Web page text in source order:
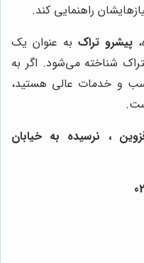
راهنمایی کند.
پیشرو تراک به عنوان یک
شناخته می‌شود. اگر به
و خدمات عالی هستید،
، نرسیده به خیابان